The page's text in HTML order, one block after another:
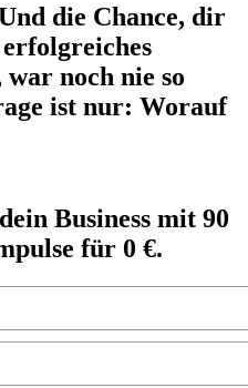
die Chance, dir
war noch nie so
ist nur: Worauf
Business mit 90
für 0 €.